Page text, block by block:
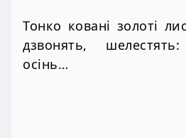
Тонко ковані золоті
дзвонять,
осінь…